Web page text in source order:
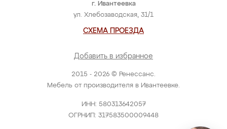
2015 - 2026 © Ренессанс.
Мебель от производителя в Ивантеевке.
ИНН: 580313642057
ОГРНИП: 317583500009448
г. Ивантеевка
ул. Хлебозаводская, 31/1
СХЕМА ПРОЕЗДА
Добавить в избранное